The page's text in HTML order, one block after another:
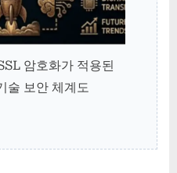
암호화가 적용된
술 보안 체계도